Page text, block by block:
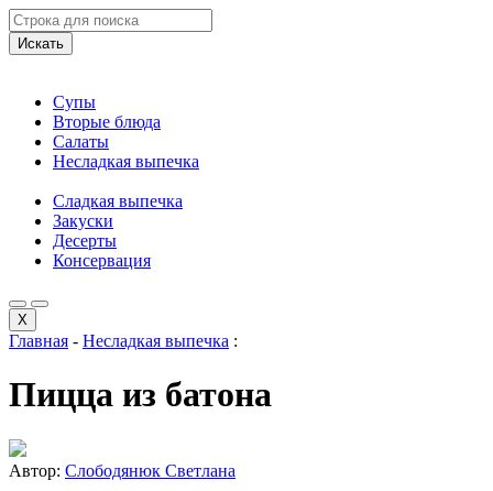
Искать
Супы
Вторые блюда
Салаты
Несладкая выпечка
Сладкая выпечка
Закуски
Десерты
Консервация
X
Главная - Несладкая выпечка :
Пицца из батона
Автор: Слободянюк Светлана